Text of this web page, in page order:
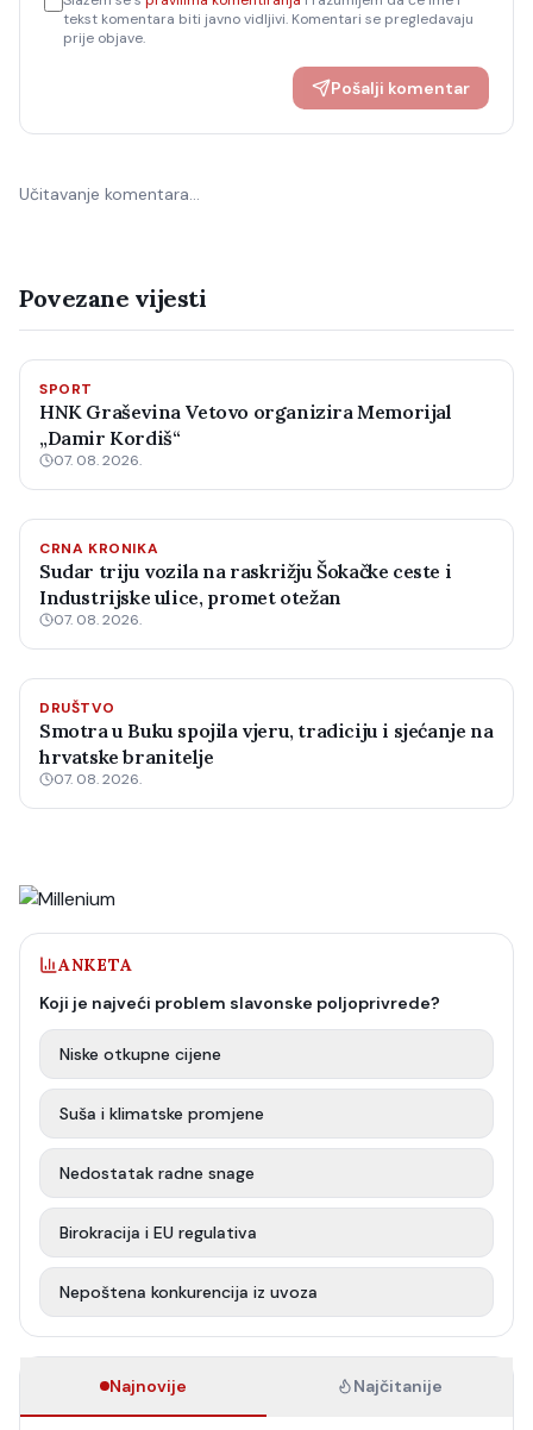
tekst komentara biti javno vidljivi. Komentari se pregledavaju
prije objave.
Pošalji komentar
Učitavanje komentara…
Povezane vijesti
SPORT
HNK Graševina Vetovo organizira Memorijal
„Damir Kordiš“
07. 08. 2026.
CRNA KRONIKA
Sudar triju vozila na raskrižju Šokačke ceste i
Industrijske ulice, promet otežan
07. 08. 2026.
DRUŠTVO
Smotra u Buku spojila vjeru, tradiciju i sjećanje na
hrvatske branitelje
07. 08. 2026.
ANKETA
Koji je najveći problem slavonske poljoprivrede?
Niske otkupne cijene
Suša i klimatske promjene
Nedostatak radne snage
Birokracija i EU regulativa
Nepoštena konkurencija iz uvoza
Najnovije Najčitanije